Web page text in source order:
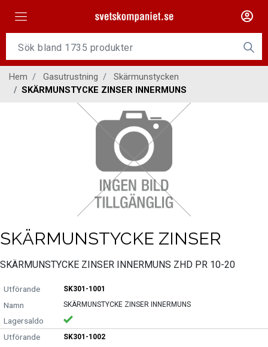
Slangpaket
Personligt skydd
Hem Gasutrustning
Skärmunstycken
SKÄRMUNSTYCKE ZINSER INNERMUNS
SKÄRMUNSTYCKE ZINSER
SKÄRMUNSTYCKE ZINSER INNERMUNS ZHD PR 10-20
SK301-1001
SKÄRMUNSTYCKE ZINSER INNERMUNS
SK301-1002